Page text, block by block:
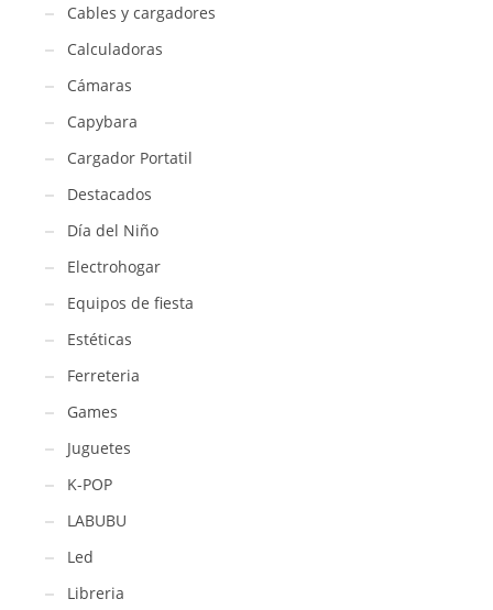
Cables y cargadores
Calculadoras
Cámaras
Capybara
Cargador Portatil
Destacados
Día del Niño
Electrohogar
Equipos de fiesta
Estéticas
Ferreteria
Games
Juguetes
K-POP
LABUBU
Led
Libreria